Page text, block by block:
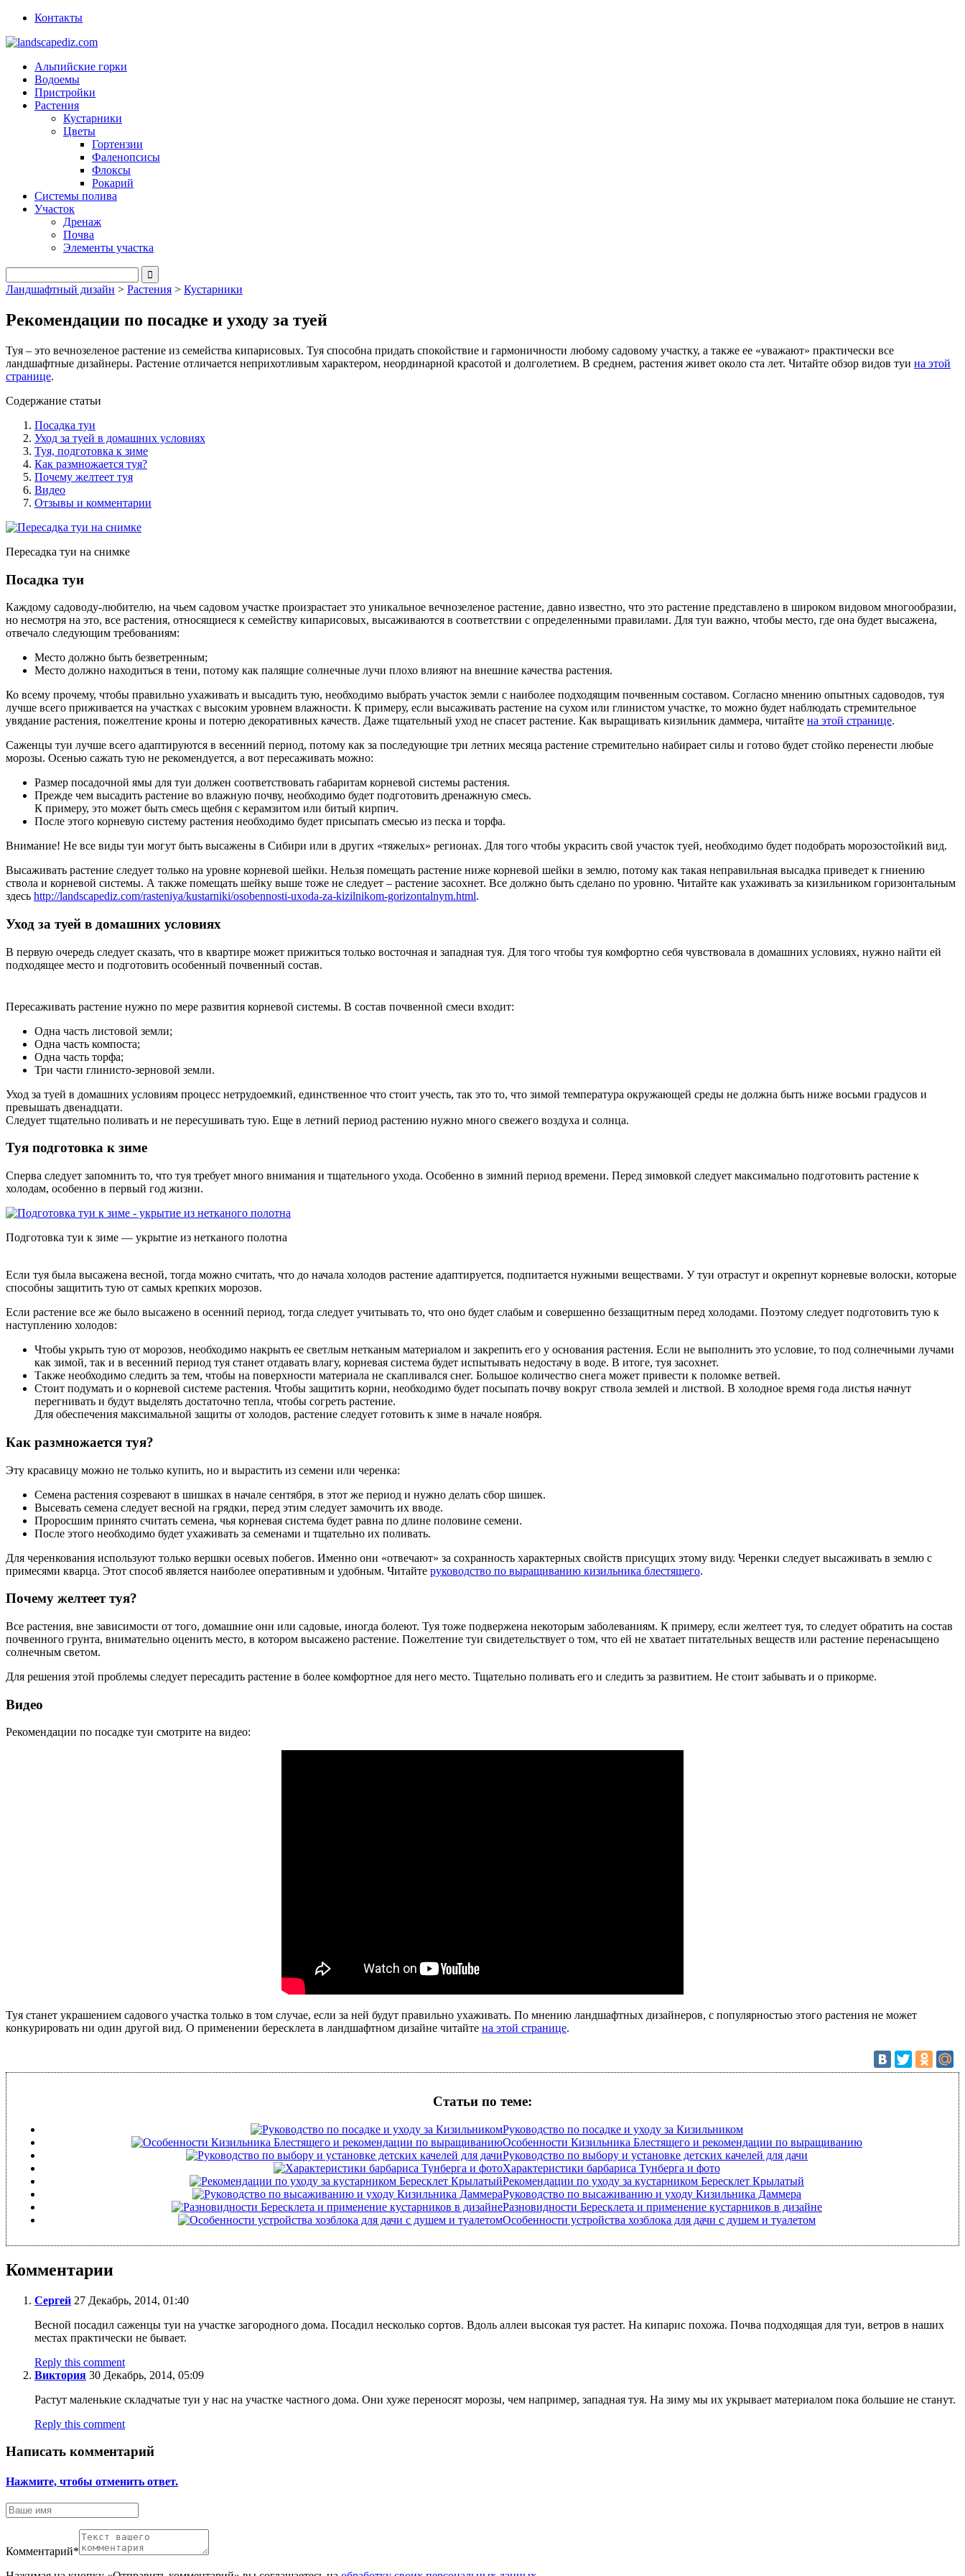
Контакты
Альпийские горки
Водоемы
Пристройки
Растения
Кустарники
Цветы
Гортензии
Фаленопсисы
Флоксы
Рокарий
Системы полива
Участок
Дренаж
Почва
Элементы участка
Ландшафтный дизайн > Растения > Кустарники
Рекомендации по посадке и уходу за туей
Туя – это вечнозеленое растение из семейства кипарисовых. Туя способна придать спокойствие и гармоничности любому садовому участку, а также ее «уважают» практически все
ландшафтные дизайнеры. Растение отличается неприхотливым характером, неординарной красотой и долголетием. В среднем, растения живет около ста лет. Читайте обзор видов туи на этой
странице.
Содержание статьи
Посадка туи
Уход за туей в домашних условиях
Туя, подготовка к зиме
Как размножается туя?
Почему желтеет туя
Видео
Отзывы и комментарии
Пересадка туи на снимке
Посадка туи
Каждому садоводу-любителю, на чьем садовом участке произрастает это уникальное вечнозеленое растение, давно известно, что это растение представлено в широком видовом многообразии,
но несмотря на это, все растения, относящиеся к семейству кипарисовых, высаживаются в соответствии с определенными правилами. Для туи важно, чтобы место, где она будет высажена,
отвечало следующим требованиям:
Место должно быть безветренным;
Место должно находиться в тени, потому как палящие солнечные лучи плохо влияют на внешние качества растения.
Ко всему прочему, чтобы правильно ухаживать и высадить тую, необходимо выбрать участок земли с наиболее подходящим почвенным составом. Согласно мнению опытных садоводов, туя
лучше всего приживается на участках с высоким уровнем влажности. К примеру, если высаживать растение на сухом или глинистом участке, то можно будет наблюдать стремительное
увядание растения, пожелтение кроны и потерю декоративных качеств. Даже тщательный уход не спасет растение. Как выращивать кизильник даммера, читайте на этой странице.
Саженцы туи лучше всего адаптируются в весенний период, потому как за последующие три летних месяца растение стремительно набирает силы и готово будет стойко перенести любые
морозы. Осенью сажать тую не рекомендуется, а вот пересаживать можно:
Размер посадочной ямы для туи должен соответствовать габаритам корневой системы растения.
Прежде чем высадить растение во влажную почву, необходимо будет подготовить дренажную смесь.
К примеру, это может быть смесь щебня с керамзитом или битый кирпич.
После этого корневую систему растения необходимо будет присыпать смесью из песка и торфа.
Внимание! Не все виды туи могут быть высажены в Сибири или в других «тяжелых» регионах. Для того чтобы украсить свой участок туей, необходимо будет подобрать морозостойкий вид.
Высаживать растение следует только на уровне корневой шейки. Нельзя помещать растение ниже корневой шейки в землю, потому как такая неправильная высадка приведет к гниению
ствола и корневой системы. А также помещать шейку выше тоже не следует – растение засохнет. Все должно быть сделано по уровню. Читайте как ухаживать за кизильником горизонтальным
здесь http://landscapediz.com/rasteniya/kustarniki/osobennosti-uxoda-za-kizilnikom-gorizontalnym.html.
Уход за туей в домашних условиях
В первую очередь следует сказать, что в квартире может прижиться только восточная и западная туя. Для того чтобы туя комфортно себя чувствовала в домашних условиях, нужно найти ей
подходящее место и подготовить особенный почвенный состав.
Пересаживать растение нужно по мере развития корневой системы. В состав почвенной смеси входит:
Одна часть листовой земли;
Одна часть компоста;
Одна часть торфа;
Три части глинисто-зерновой земли.
Уход за туей в домашних условиям процесс нетрудоемкий, единственное что стоит учесть, так это то, что зимой температура окружающей среды не должна быть ниже восьми градусов и
превышать двенадцати.
Следует тщательно поливать и не пересушивать тую. Еще в летний период растению нужно много свежего воздуха и солнца.
Туя подготовка к зиме
Сперва следует запомнить то, что туя требует много внимания и тщательного ухода. Особенно в зимний период времени. Перед зимовкой следует максимально подготовить растение к
холодам, особенно в первый год жизни.
Подготовка туи к зиме — укрытие из нетканого полотна
Если туя была высажена весной, тогда можно считать, что до начала холодов растение адаптируется, подпитается нужными веществами. У туи отрастут и окрепнут корневые волоски, которые
способны защитить тую от самых крепких морозов.
Если растение все же было высажено в осенний период, тогда следует учитывать то, что оно будет слабым и совершенно беззащитным перед холодами. Поэтому следует подготовить тую к
наступлению холодов:
Чтобы укрыть тую от морозов, необходимо накрыть ее светлым нетканым материалом и закрепить его у основания растения. Если не выполнить это условие, то под солнечными лучами
как зимой, так и в весенний период туя станет отдавать влагу, корневая система будет испытывать недостачу в воде. В итоге, туя засохнет.
Также необходимо следить за тем, чтобы на поверхности материала не скапливался снег. Большое количество снега может привести к поломке ветвей.
Стоит подумать и о корневой системе растения. Чтобы защитить корни, необходимо будет посыпать почву вокруг ствола землей и листвой. В холодное время года листья начнут
перегнивать и будут выделять достаточно тепла, чтобы согреть растение.
Для обеспечения максимальной защиты от холодов, растение следует готовить к зиме в начале ноября.
Как размножается туя?
Эту красавицу можно не только купить, но и вырастить из семени или черенка:
Семена растения созревают в шишках в начале сентября, в этот же период и нужно делать сбор шишек.
Высевать семена следует весной на грядки, перед этим следует замочить их вводе.
Проросшим принято считать семена, чья корневая система будет равна по длине половине семени.
После этого необходимо будет ухаживать за семенами и тщательно их поливать.
Для черенкования используют только вершки осевых побегов. Именно они «отвечают» за сохранность характерных свойств присущих этому виду. Черенки следует высаживать в землю с
примесями кварца. Этот способ является наиболее оперативным и удобным. Читайте руководство по выращиванию кизильника блестящего.
Почему желтеет туя?
Все растения, вне зависимости от того, домашние они или садовые, иногда болеют. Туя тоже подвержена некоторым заболеваниям. К примеру, если желтеет туя, то следует обратить на состав
почвенного грунта, внимательно оценить место, в котором высажено растение. Пожелтение туи свидетельствует о том, что ей не хватает питательных веществ или растение перенасыщено
солнечным светом.
Для решения этой проблемы следует пересадить растение в более комфортное для него место. Тщательно поливать его и следить за развитием. Не стоит забывать и о прикорме.
Видео
Рекомендации по посадке туи смотрите на видео:
Туя станет украшением садового участка только в том случае, если за ней будут правильно ухаживать. По мнению ландшафтных дизайнеров, с популярностью этого растения не может
конкурировать ни один другой вид. О применении бересклета в ландшафтном дизайне читайте на этой странице.
Статьи по теме:
Руководство по посадке и уходу за Кизильником
Особенности Кизильника Блестящего и рекомендации по выращиванию
Руководство по выбору и установке детских качелей для дачи
Характеристики барбариса Тунберга и фото
Рекомендации по уходу за кустарником Бересклет Крылатый
Руководство по высаживанию и уходу Кизильника Даммера
Разновидности Бересклета и применение кустарников в дизайне
Особенности устройства хозблока для дачи с душем и туалетом
Комментарии
Сергей 27 Декабрь, 2014, 01:40
Весной посадил саженцы туи на участке загородного дома. Посадил несколько сортов. Вдоль аллеи высокая туя растет. На кипарис похожа. Почва подходящая для туи, ветров в наших
местах практически не бывает.
Reply this comment
Виктория 30 Декабрь, 2014, 05:09
Растут маленькие складчатые туи у нас на участке частного дома. Они хуже переносят морозы, чем например, западная туя. На зиму мы их укрывает материалом пока большие не станут.
Reply this comment
Написать комментарий
Нажмите, чтобы отменить ответ.
Комментарий*